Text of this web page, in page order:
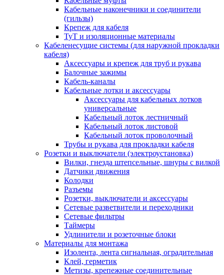
Кабельные наконечники и соединители
(гильзы)
Крепеж для кабеля
ТуТ и изоляционные материалы
Кабеленесущие системы (для наружной прокладки
кабеля)
Аксессуары и крепеж для труб и рукава
Балочные зажимы
Кабель-каналы
Кабельные лотки и аксессуары
Аксессуары для кабельных лотков
универсальные
Кабельный лоток лестничный
Кабельный лоток листовой
Кабельный лоток проволочный
Трубы и рукава для прокладки кабеля
Розетки и выключатели (электроустановка)
Вилки, гнезда штепсельные, шнуры с вилкой
Датчики движения
Колодки
Разъемы
Розетки, выключатели и аксессуары
Сетевые разветвители и переходники
Сетевые фильтры
Таймеры
Удлинители и розеточные блоки
Материалы для монтажа
Изолента, лента сигнальная, оградительная
Клей, герметик
Метизы, крепежные соединительные